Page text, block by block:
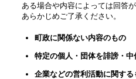
ある場合や内容によっては回答
あらかじめご了承ください。
町政に関係ない内容のもの
特定の個人・団体を誹謗・
企業などの営利活動に関する